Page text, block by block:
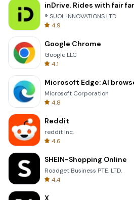
inDrive. Rides with fair
® SUOL INNOVATIONS LTD
4.9
Google Chrome
Google LLC
4.1
Microsoft Edge: AI
Microsoft Corporation
4.8
Reddit
reddit Inc.
4.6
SHEIN-Shopping Online
Roadget Business PTE. LTD.
4.4
X